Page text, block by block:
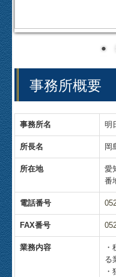
事務所概要
事務所名 明
所長名 岡
所在地
愛
番
電話番号
FAX番号
業務内容
る